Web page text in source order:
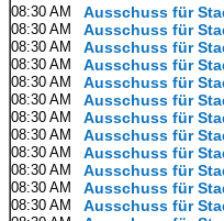
08:30 AM Ausschuss für
08:30 AM Ausschuss für
08:30 AM Ausschuss für
08:30 AM Ausschuss für
08:30 AM Ausschuss für
08:30 AM Ausschuss für
08:30 AM Ausschuss für
08:30 AM Ausschuss für
08:30 AM Ausschuss für
08:30 AM Ausschuss für
08:30 AM Ausschuss für
08:30 AM Ausschuss für